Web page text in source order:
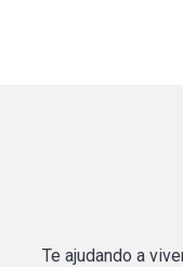
Te ajudando a